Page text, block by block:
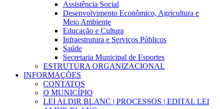
Assistência Social
Desenvolvimento Econômico, Agricultura e
Meio Ambiente
Educação e Cultura
Infraestrutura e Serviços Públicos
Saúde
Secretaria Municipal de Esportes
ESTRUTURA ORGANIZACIONAL
INFORMAÇÕES
CONTATOS
O MUNICÍPIO
LEI ALDIR BLANC | PROCESSOS | EDITAL LEI